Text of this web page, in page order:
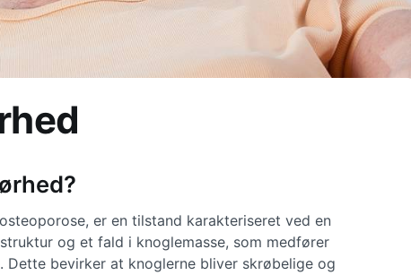
er en tilstand karakteriseret ved en
og et fald i knoglemasse, som medfører
Dette bevirker at knoglerne bliver skrøbelige og